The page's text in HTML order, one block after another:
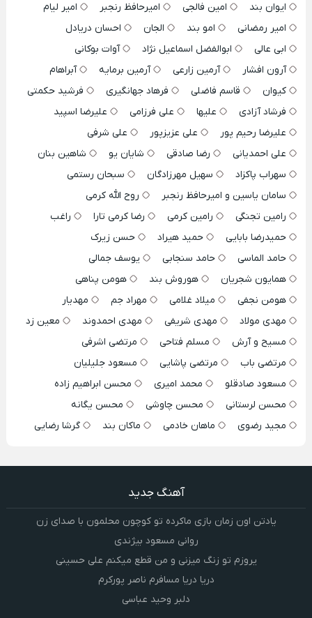
ایوان بند
امین فالجی امیرحافظ رنجبر
امیر لیام
امیر رمضانی
امو بند الجان
احسان دریادل
ابی عالی
ابوالفضل اسماعیل نژاد
آوات بوکانی
آرون افشار
آرمین زارعی آرمین برمایه
آبراهام
کیوان
قاسم فاضلی فرهاد جهانگیری
فرشید حکمتی
فرشاد آزادی
علیها علی فرزامی
علیرضا اسپید
علیرضا رحیم پور
علی عزیزپور
علی شرفی
علی احمدیانی
رضا صادقی شایان یو
شاهین بنان
سهراب پاکزاد
سهیل مهرزادگان
سبحان رستمی
سامان یاسین و امیرحافظ رنجبر
روح الله کرمی
رامین تجنگی
رامین کرمی رضا کرمی تارا
راغب
حمیدرضا بابایی
حمید هیراد
حسن زیرک
حامد الماسی
حامد سنجابی
یوسف جمالی
همایون شجریان
هوروش بند
هومن پناهی
هومن نجفی
میلاد غلامی مهراد جم
مهدیار
مهدی مولاد
مهدی شریفی مهدی احمدوند
معین زد
مسیح و آرش
مسلم فتاحی
مرتضی اشرفی
مرتضی باب
مرتضی پاشایی
مسعود جلیلیان
مسعود صادقلو
محمد امیری
محسن ابراهیم زاده
محسن لرستانی
محسن چاوشی
محسن یگانه
مجید رضوی
ماهان خادمی ماکان بند گرشا رضایی
آهنگ جدید
یادتن اون زمان بازی ماکرده تو کوچون محلمون با صدای زن
روانی مسعود بیژندی
یروزم تو زنگ میزنی و من قطع میکنم علی حسینی
دریا دریا مسافرم ناصر پورکرم
دلبر وحید عباسی